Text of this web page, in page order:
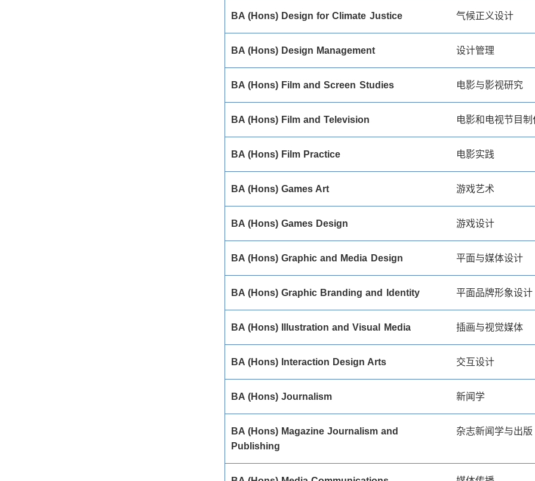
BA (Hons) Design for Climate Justice 气候正义设计
BA (Hons) Design Management 设计管理
BA (Hons) Film and Screen Studies 电影与影视研究
BA (Hons) Film and Television 电影和电视节目制
BA (Hons) Film Practice 电影实践
BA (Hons) Games Art 游戏艺术
BA (Hons) Games Design 游戏设计
BA (Hons) Graphic and Media Design 平面与媒体设计
BA (Hons) Graphic Branding and Identity 平面品牌形象设计
BA (Hons) Illustration and Visual Media 插画与视觉媒体
BA (Hons) Interaction Design Arts 交互设计
BA (Hons) Journalism 新闻学
BA (Hons) Magazine Journalism and
Publishing
杂志新闻学与出版